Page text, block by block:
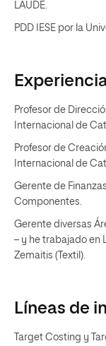
LAUDE.
PDD IESE por la
Profesor de
Internacional de
Profesor de
Internacional de
Gerente de
Componentes.
Gerente diversas
– y he trabajado en
Zemaitis (Textil).
Líneas de
Target Costing y